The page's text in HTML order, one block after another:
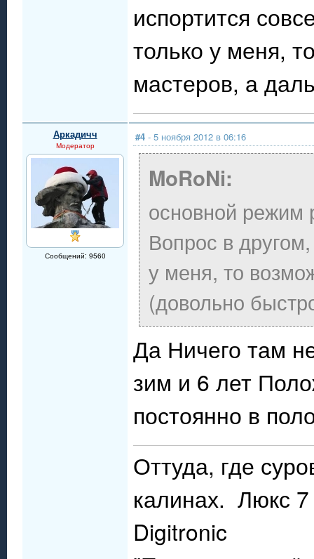
испортится
только у меня,
мастеров, а
Аркадичч
Модератор
Сообщений: 9560
#4 - 5 ноября 2012 в 06:16
MoRoNi:
основной режим
Вопрос в
у меня, то
(довольно
Да Ничего там
зим и 6 лет
постоянно в
Оттуда, где
калинах. Люкс
Digitronic